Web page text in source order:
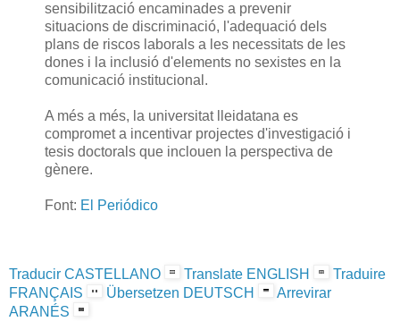
sensibilització encaminades a prevenir
situacions de discriminació, l'adequació dels
plans de riscos laborals a les necessitats de les
dones i la inclusió d'elements no sexistes en la
comunicació institucional.
A més a més, la universitat lleidatana es
compromet a incentivar projectes d'investigació i
tesis doctorals que inclouen la perspectiva de
gènere.
Font: El Periódico
Traducir CASTELLANO Translate ENGLISH
Traduire
FRANÇAIS
Übersetzen DEUTSCH
Arrevirar
ARANÉS